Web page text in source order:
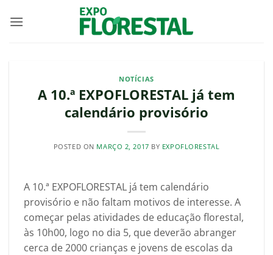
NOTÍCIAS
A 10.ª EXPOFLORESTAL já tem
calendário provisório
POSTED ON MARÇO 2, 2017 BY EXPOFLORESTAL
A 10.ª EXPOFLORESTAL já tem calendário
provisório e não faltam motivos de interesse. A
começar pelas atividades de educação florestal,
às 10h00, logo no dia 5, que deverão abranger
cerca de 2000 crianças e jovens de escolas da